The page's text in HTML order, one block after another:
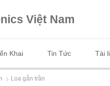
Việt Nam
Khai Tin Tức Tài
Loa gắn trần